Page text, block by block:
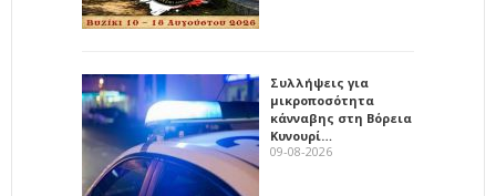
Συλλήψεις για
μικροποσότητα
κάνναβης στη Βόρεια
Κυνουρί…
09-08-2026